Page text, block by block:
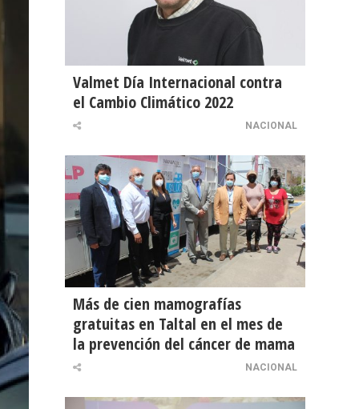
Valmet Día Internacional contra
el Cambio Climático 2022
NACIONAL
Más de cien mamografías
gratuitas en Taltal en el mes de
la prevención del cáncer de mama
NACIONAL